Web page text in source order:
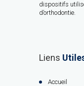
dispositifs
d’orthodontie.
Liens
Accueil